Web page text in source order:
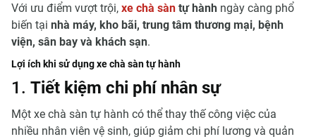
Với ưu điểm vượt trội, xe chà sàn tự hành ngày càng phổ
biến tại nhà máy, kho bãi, trung tâm thương mại, bệnh
viện, sân bay và khách sạn.
Lợi ích khi sử dụng xe chà sàn tự hành
1. Tiết kiệm chi phí nhân sự
Một xe chà sàn tự hành có thể thay thế công việc của
nhiều nhân viên vệ sinh, giúp giảm chi phí lương và quản